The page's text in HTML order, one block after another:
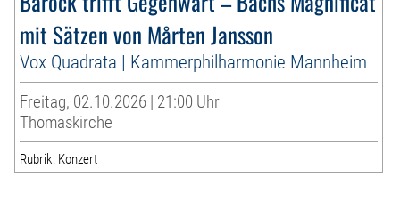
mit Sätzen von Mårten Jansson
Vox Quadrata | Kammerphilharmonie Mannheim
Freitag, 02.10.2026 | 21:00 Uhr
Thomaskirche
Rubrik: Konzert